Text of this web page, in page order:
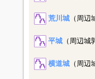
荒川城（周辺
平城（周辺城
横道城（周辺